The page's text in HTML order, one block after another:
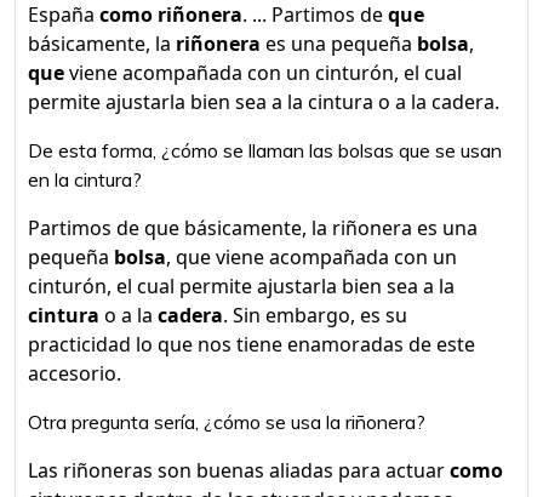
España como riñonera. ... Partimos deque
básicamente, la riñonera es una pequeña bolsa,
queviene acompañada con un cinturón, el cual
permite ajustarla bien sea a la cintura o a la cadera.
De esta forma, ¿cómo se llaman las bolsas que se usan
en la cintura?
Partimos de que básicamente, la riñonera es una
pequeña bolsa, que viene acompañada con un
cinturón, el cual permite ajustarla bien sea a la
cintura o a la cadera. Sin embargo, es su
practicidad lo que nos tiene enamoradas de este
accesorio.
Otra pregunta sería, ¿cómo se usa la riñonera?
Las riñoneras son buenas aliadas para actuarcomo